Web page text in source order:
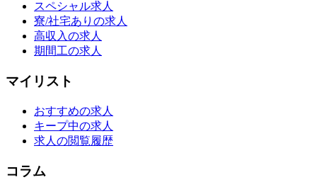
スペシャル求人
寮/社宅ありの求人
高収入の求人
期間工の求人
マイリスト
おすすめの求人
キープ中の求人
求人の閲覧履歴
コラム